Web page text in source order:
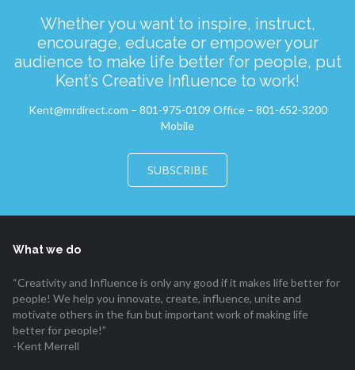
Whether you want to inspire, instruct,
encourage, educate or empower your
audience to make life better for people, put
Kent’s Creative Influence to work!
Kent@mrdirect.com – 801-975-0109 Office – 801-652-3200
Mobile
SUBSCRIBE
What we do
“Creativity and Influence is only any good if it makes life better for
people! We help you innovate, create, influence, unite and
motivate others in the fun but important work of making life
better for people!”
-Kent Merrell